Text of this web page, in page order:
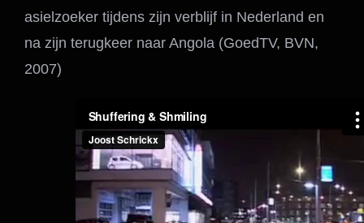
asielzoeker tijdens zijn verblijf in Nederland en
na zijn terugkeer naar Angola (GoedTV, BVN,
2007)